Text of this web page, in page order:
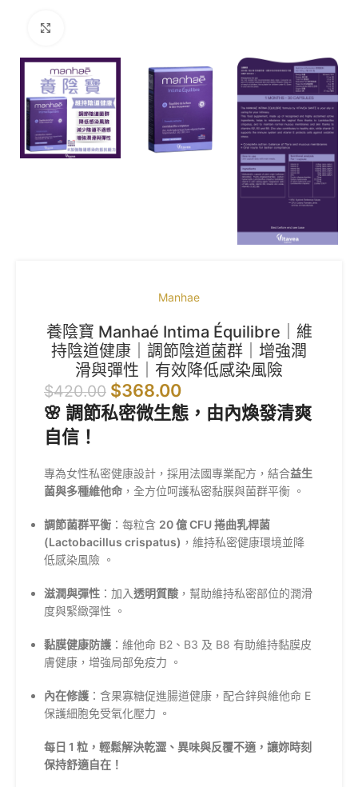
Manhae
養陰寶 Manhaé Intima Équilibre｜維
持陰道健康｜調節陰道菌群｜增強潤
滑與彈性｜有效降低感染風險
$420.00 $368.00
🌸 調節私密微生態，由內煥發清爽
自信！
專為女性私密健康設計，採用法國專業配方，結合益生
菌與多種維他命 ，全方位呵護私密黏膜與菌群平衡 。
調節菌群平衡 ：每粒含 20 億 CFU 捲曲乳桿菌
(Lactobacillus crispatus) ，維持私密健康環境並降
低感染風險 。
滋潤與彈性 ：加入透明質酸 ，幫助維持私密部位的潤滑
度與緊緻彈性 。
黏膜健康防護 ：維他命 B2、B3 及 B8 有助維持黏膜皮
膚健康，增強局部免疫力 。
內在修護 ：含果寡糖促進腸道健康，配合鋅與維他命 E
保護細胞免受氧化壓力 。
每日 1 粒，輕鬆解決乾澀、異味與反覆不適，讓妳時刻
保持舒適自在！